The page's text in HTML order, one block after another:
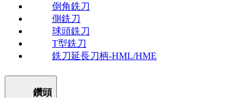
倒角銑刀
側銑刀
球頭銑刀
T型銑刀
銑刀延長刀柄-HML/HME
鑽頭